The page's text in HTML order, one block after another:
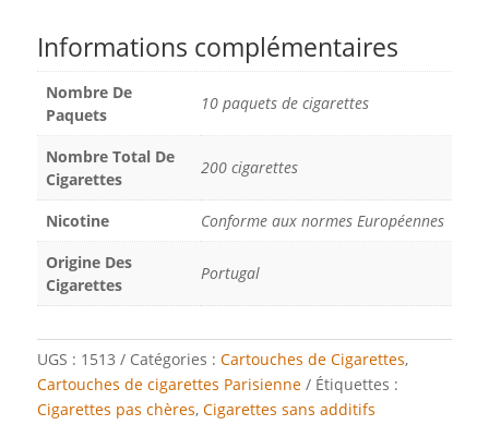
Informations complémentaires
Nombre De
Paquets
10 paquets de cigarettes
Nombre Total De
Cigarettes
200 cigarettes
Nicotine
Conforme aux normes Européennes
Origine Des
Cigarettes
Portugal
UGS : 1513 Catégories : Cartouches de Cigarettes,
Cartouches de cigarettes Parisienne
Étiquettes :
Cigarettes pas chères, Cigarettes sans additifs